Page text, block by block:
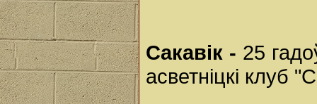
Сакавік - 25
асветніцкі клуб